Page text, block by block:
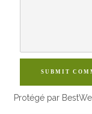
SUBMIT
Protégé par